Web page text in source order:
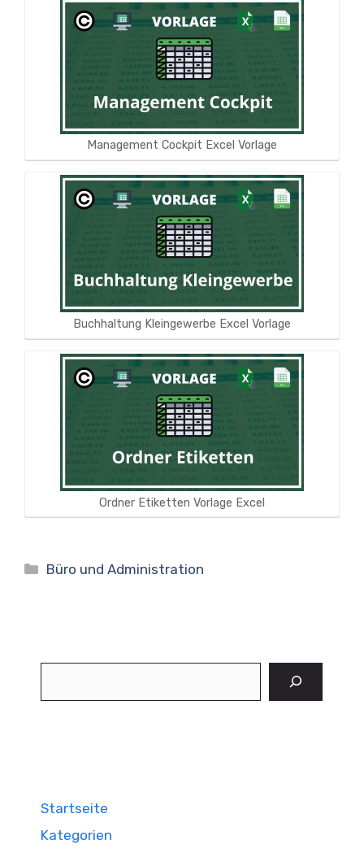
Management Cockpit Excel Vorlage
Buchhaltung Kleingewerbe Excel Vorlage
Ordner Etiketten Vorlage Excel
Kategorien
Büro und Administration
Startseite
Kategorien